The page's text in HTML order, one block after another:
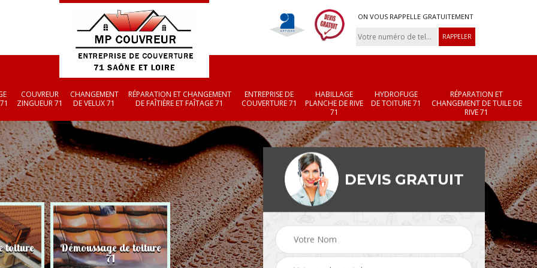
ON VOUS RAPPELLE GRATUITEMENT
COUVREUR
ZINGUEUR 71
CHANGEMENT
DE VELUX 71
RÉPARATION ET CHANGEMENT
DE FAÎTIÈRE ET FAÎTAGE 71
ENTREPRISE DE
COUVERTURE 71
HABILLAGE
PLANCHE DE RIVE
71
HYDROFUGE
DE TOITURE 71
RÉPARATION ET
CHANGEMENT DE TUILE DE
RIVE 71
toiture Démoussage de toiture
71 Couvreur zingueur 71 Changement de velux
71
Réparation et
changement de
et faîtage 71
DEVIS GRATUIT